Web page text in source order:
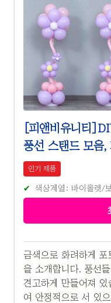
[피앤비유니티
풍선 스탠드 모음,
인기 제품
색상계열: 바이올렛/
금색으로 화려하게
을 소개합니다. 풍선
견고하게 만들어져
여 안정적으로 서 있